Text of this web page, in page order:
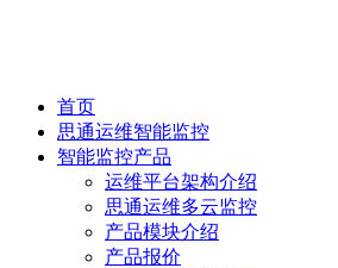
首页
思通运维智能监控
智能监控产品
运维平台架构介绍
思通运维多云监控
产品模块介绍
产品报价